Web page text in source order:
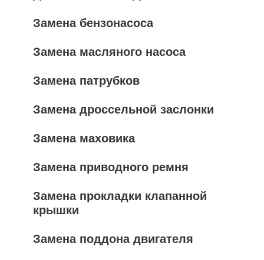
Замена бензонасоса
Замена масляного насоса
Замена патрубков
Замена дроссельной заслонки
Замена маховика
Замена приводного ремня
Замена прокладки клапанной
крышки
Замена поддона двигателя